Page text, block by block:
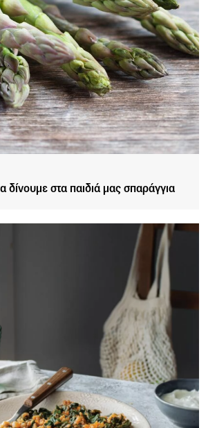
δίνουμε στα παιδιά μας σπαράγγια